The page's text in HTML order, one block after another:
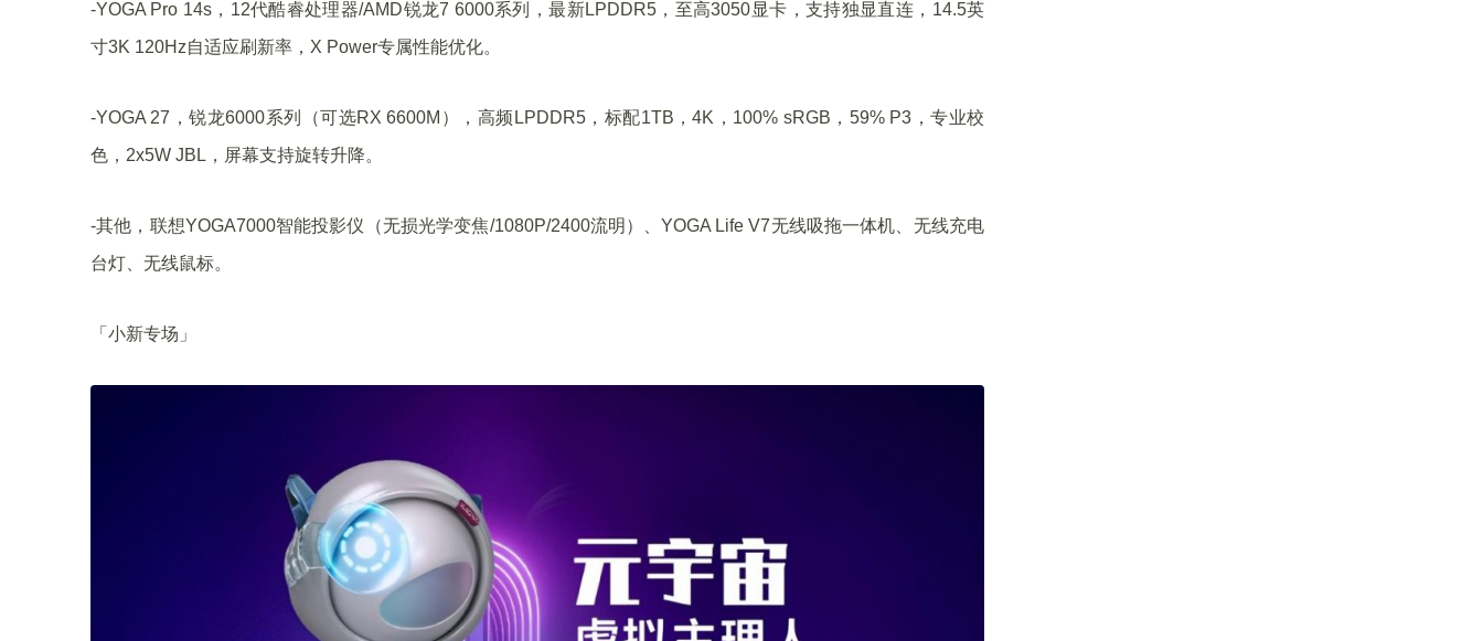
-YOGA Pro 14s，12代酷睿处理器/AMD锐龙7 6000系列，最新LPDDR5，至高3050显卡，支持独显直连，14.5英
寸3K 120Hz自适应刷新率，X Power专属性能优化。
-YOGA 27，锐龙6000系列（可选RX 6600M），高频LPDDR5，标配1TB，4K，100% sRGB，59% P3，专业校
色，2x5W JBL，屏幕支持旋转升降。
-其他，联想YOGA7000智能投影仪（无损光学变焦/1080P/2400流明）、YOGA Life V7无线吸拖一体机、无线充电
台灯、无线鼠标。
「小新专场」